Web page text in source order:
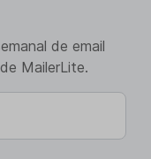
de email
MailerLite.